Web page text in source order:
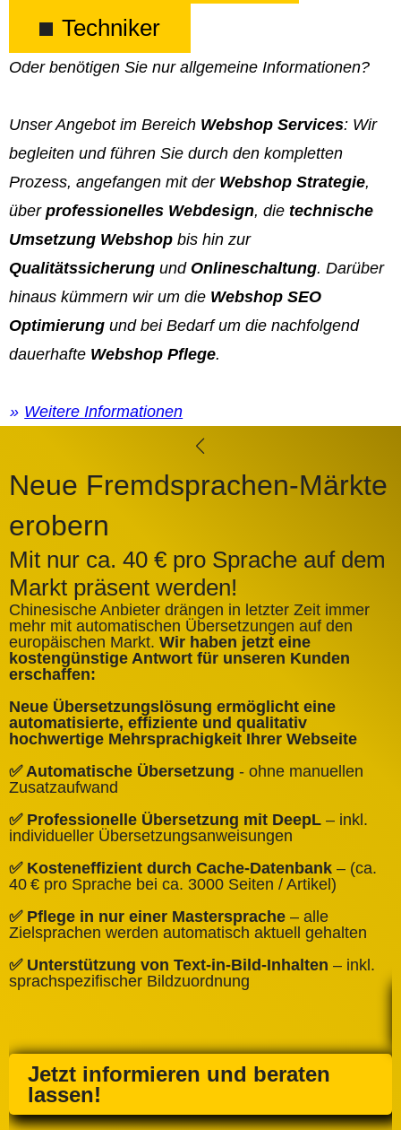
Techniker
Oder benötigen Sie nur allgemeine Informationen?
Unser Angebot im Bereich Webshop Services: Wir
begleiten und führen Sie durch den kompletten
Prozess, angefangen mit der Webshop Strategie,
überprofessionelles Webdesign, die technische
Umsetzung Webshop bis hin zur
Qualitätssicherung und Onlineschaltung. Darüber
hinaus kümmern wir um die Webshop SEO
Optimierung und bei Bedarf um die nachfolgend
dauerhafte Webshop Pflege.
Weitere Informationen
Neue Fremdsprachen-Märkte
erobern
Mit nur ca. 40 € pro Sprache auf dem
Markt präsent werden!
Chinesische Anbieter drängen in letzter Zeit immer
mehr mit automatischen Übersetzungen auf den
europäischen Markt. Wir haben jetzt eine
kostengünstige Antwort für unseren Kunden
erschaffen:
Neue Übersetzungslösung ermöglicht eine
automatisierte, effiziente und qualitativ
hochwertige Mehrsprachigkeit Ihrer Webseite
✅ Automatische Übersetzung - ohne manuellen
Zusatzaufwand
✅ Professionelle Übersetzung mit DeepL – inkl.
individueller Übersetzungsanweisungen
✅ Kosteneffizient durch Cache‑Datenbank – (ca.
40 € pro Sprache bei ca. 3000 Seiten / Artikel)
✅ Pflege in nur einer Mastersprache – alle
Zielsprachen werden automatisch aktuell gehalten
✅ Unterstützung von Text‑in‑Bild‑Inhalten – inkl.
sprachspezifischer Bildzuordnung
Jetzt informieren und beraten
lassen!